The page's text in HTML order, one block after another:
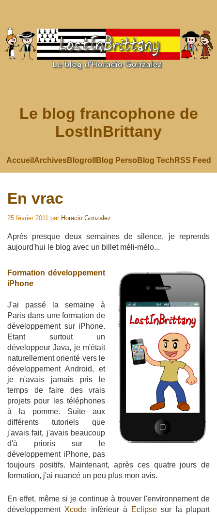
Le blog francophone de
LostInBrittany
Accueil ArchivesBlogroll Blog Perso Blog Tech RSS Feed
En vrac
25 février 2011 par Horacio Gonzalez
Après presque deux semaines de silence, je reprends
aujourd'hui le blog avec un billet méli-mélo...
Formation développement
iPhone
J'ai passé la semaine à
Paris dans une formation de
développement sur iPhone.
Etant surtout un
développeur Java, je m'était
naturellement orienté vers le
développement Android, et
je n'avais jamais pris le
temps de faire des vrais
projets pour les téléphones
à la pomme. Suite aux
différents tutoriels que
j'avais fait, j'avais beaucoup
d'à prioris sur le
développement iPhone, pas
toujours positifs. Maintenant, après ces quatre jours de
formation, j'ai nuancé un peu plus mon avis.
En effet, même si je continue à trouver l'environnement de
développement Xcode inférieur à Eclipse sur la plupart